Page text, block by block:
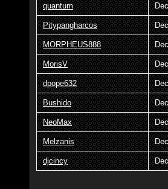
quantum
Pitypangharcos
MORPHEUS888
MorisV
dpope632
Bushido
NeoMax
Melzanis
djcincy